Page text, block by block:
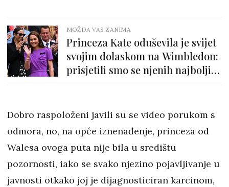
MOŽDA VAS ZANIMA
Princeza Kate oduševila je svijet
svojim dolaskom na Wimbledon:
prisjetili smo se njenih najboljih
Dobro raspoloženi javili su se video porukom s
odmora, no, na opće iznenađenje, princeza od
Walesa ovoga puta nije bila u središtu
pozornosti, iako se svako njezino pojavljivanje u
javnosti otkako joj je dijagnosticiran karcinom,